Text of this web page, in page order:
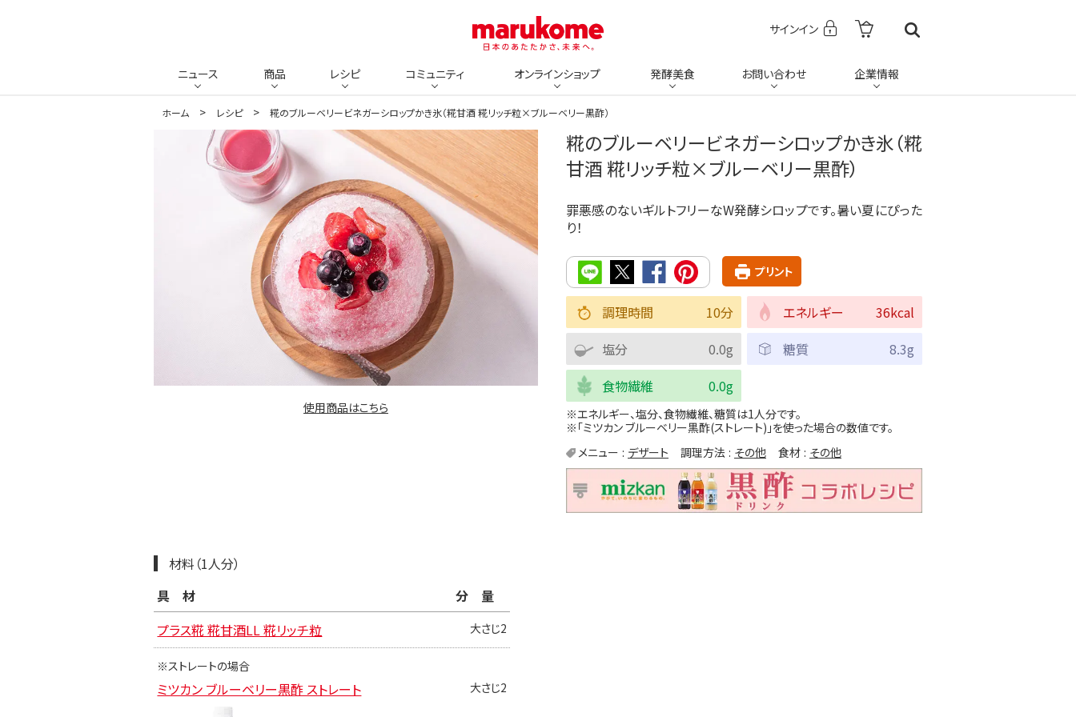
サインイン
ニュース 商品 レシピ コミュニティ オンラインショップ 発酵美食 お問い合わせ 企業情報
ホーム レシピ 糀のブルーベリービネガーシロップかき氷（糀甘酒 糀リッチ粒×ブルーベリー黒酢）
使用商品はこちら
糀のブルーベリービネガーシロップかき氷（糀
甘酒 糀リッチ粒×ブルーベリー黒酢）
罪悪感のないギルトフリーなW発酵シロップです。暑い夏にぴった
り！
プリント
調理時間 10分 エネルギー
36kcal
塩分
0.0g 糖質
8.3g
食物繊維
0.0g
※エネルギー、塩分、食物繊維、糖質は1人分です。
※「ミツカン ブルーベリー黒酢(ストレート)」を使った場合の数値です。
メニュー
デザート 調理方法 その他 食材 その他
材料（1人分）
具材
分量
プラス糀 糀甘酒LL 糀リッチ粒
大さじ2
※ストレートの場合
ミツカン ブルーベリー黒酢 ストレート 大さじ2